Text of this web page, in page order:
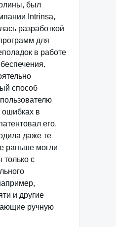
был
Intrinsa,
разработкой
для
в работе
способ
в
его.
даже те
раньше могли
только с
и другие
ручную